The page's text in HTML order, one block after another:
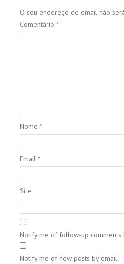
O seu endereço de email não
Comentário *
Nome *
Email *
Site
Notify me of follow-up comments
Notify me of new posts by email.